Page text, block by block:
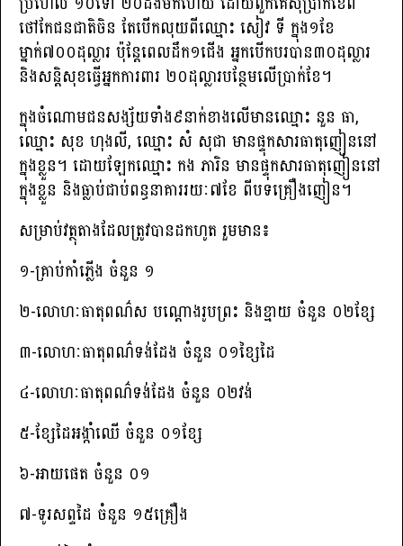
ថៅកែជនជាតិចិន តែបើកលុយពីឈ្មោះ សៀវ ទី ក្នុង១ខែ
ម្នាក់៧០០ដុល្លារ ប៉ុន្ដែពេលដឹក១ជើង អ្នកបើកបរបាន៣០ដុល្លារ
និងសន្ដិសុខធ្វើអ្នកការពារ ២០ដុល្លារបន្ថែមលើប្រាក់ខែ។
ក្នុងចំណោមជនសង្ស័យទាំង៩នាក់ខាងលើមានឈ្មោះ នួន ធា,
ឈ្មោះ សុខ ហុងលី, ឈ្មោះ សំ សុជា មានផ្ទុកសារធាតុញៀននៅ
ក្នុងខ្លួន។ ដោយឡែកឈ្មោះ កង ភារិន មានផ្ទុកសារធាតុញៀននៅ
ក្នុងខ្លួន និងធ្លាប់ជាប់ពន្ធនាគាររយៈ៧ខែ ពីបទគ្រឿងញៀន។
សម្រាប់វត្ថុតាងដែលត្រូវបានដកហូត រួមមាន៖
១-គ្រាប់កាំភ្លើង ចំនួន ១
២-លោហៈធាតុពណ៌ស បណ្ដោងរូបព្រះ និងខ្មាយ ចំនួន ០២ខ្សែ
៣-លោហៈធាតុពណ៌ទង់ដែង ចំនួន ០១ខ្សៃដៃ
៤-លោហៈធាតុពណ៌ទង់ដែង ចំនួន ០២វង់
៥-ខ្សែដៃអង្កាំឈើ ចំនួន ០១ខ្សែ
៦-អាយផេត ចំនួន ០១
៧-ទូរសព្ទដៃ ចំនួន ១៥គ្រឿង